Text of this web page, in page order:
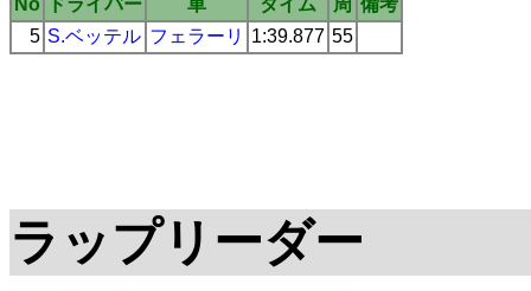
5 S.ベッテル フェラーリ 1:39.877 55
ラップリーダー